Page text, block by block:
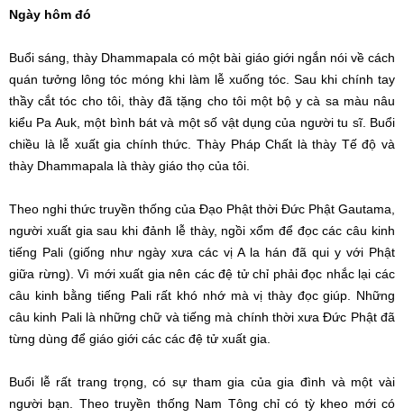
Ngày hôm đó
Buổi sáng, thày Dhammapala có một bài giáo giới ngắn nói về cách
quán tưởng lông tóc móng khi làm lễ xuống tóc. Sau khi chính tay
thầy cắt tóc cho tôi, thày đã tặng cho tôi một bộ y cà sa màu nâu
kiểu Pa Auk, một bình bát và một số vật dụng của người tu sĩ. Buổi
chiều là lễ xuất gia chính thức. Thày Pháp Chất là thày Tế độ và
thày Dhammapala là thày giáo thọ của tôi.
Theo nghi thức truyền thống của Đạo Phật thời Đức Phật Gautama,
người xuất gia sau khi đảnh lễ thày, ngồi xổm để đọc các câu kinh
tiếng Pali (giống như ngày xưa các vị A la hán đã qui y với Phật
giữa rừng). Vì mới xuất gia nên các đệ tử chỉ phải đọc nhắc lại các
câu kinh bằng tiếng Pali rất khó nhớ mà vị thày đọc giúp. Những
câu kinh Pali là những chữ và tiếng mà chính thời xưa Đức Phật đã
từng dùng để giáo giới các các đệ tử xuất gia.
Buổi lễ rất trang trọng, có sự tham gia của gia đình và một vài
người bạn. Theo truyền thống Nam Tông chỉ có tỳ kheo mới có